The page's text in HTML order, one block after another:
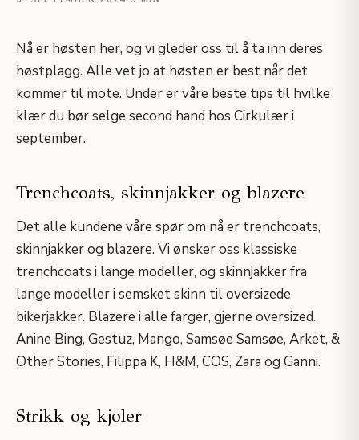
Nå er høsten her, og vi gleder oss til å ta inn deres
høstplagg. Alle vet jo at høsten er best når det
kommer til mote. Under er våre beste tips til hvilke
klær du bør selge second hand hos Cirkulær i
september.
Trenchcoats, skinnjakker og blazere
Det alle kundene våre spør om nå er trenchcoats,
skinnjakker og blazere. Vi ønsker oss klassiske
trenchcoats i lange modeller, og skinnjakker fra
lange modeller i semsket skinn til oversizede
bikerjakker. Blazere i alle farger, gjerne oversized.
Anine Bing, Gestuz, Mango, Samsøe Samsøe, Arket, &
Other Stories, Filippa K, H&M, COS, Zara og Ganni.
Strikk og kjoler